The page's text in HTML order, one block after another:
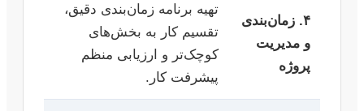
۴. زمان‌بندی
و مدیریت
پروژه
تهیه برنامه زمان‌بندی دقیق،
تقسیم کار به بخش‌های
کوچک‌تر و ارزیابی منظم
پیشرفت کار.